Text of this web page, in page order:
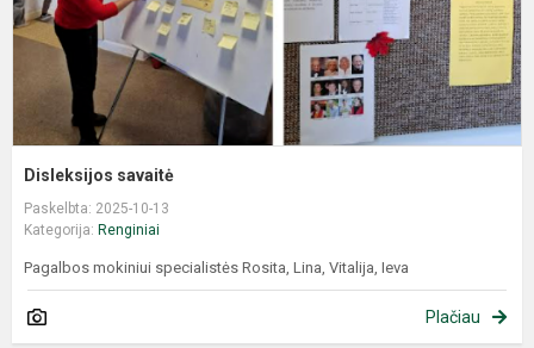
Disleksijos savaitė
Paskelbta: 2025-10-13
Kategorija: Renginiai
Pagalbos mokiniui specialistės Rosita, Lina, Vitalija, Ieva
Plačiau